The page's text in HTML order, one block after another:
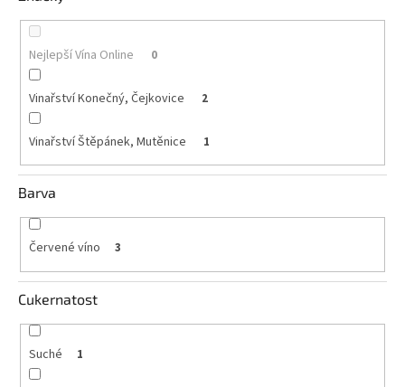
Mladé
a
Svatomartinské
Prodej
vína
nabídka
Poslední
láhve
skladem
Cuvée
vína
Vína
podle
jakosti
Nejlepší Vína Online 0
Vinařství Konečný, Čejkovice 2
Vinařství Štěpánek, Mutěnice 1
Barva
Červené víno 3
Cukernatost
Suché 1